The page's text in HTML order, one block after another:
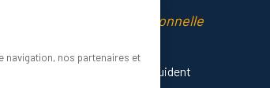
navigation, nos partenaires et
La qualité professionnelle
d’aide ? Nos experts vous guident